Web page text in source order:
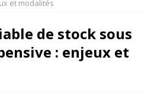
et modalités
de stock sous
: enjeux et